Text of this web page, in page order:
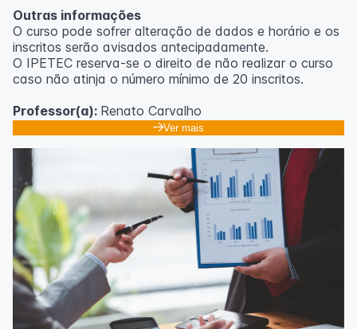
Outras informações
O curso pode sofrer alteração de dados e horário e os
inscritos serão avisados ​​antecipadamente.
O IPETEC reserva-se o direito de não realizar o curso
caso não atinja o número mínimo de 20 inscritos.
Professor(a): Renato Carvalho
Ver mais